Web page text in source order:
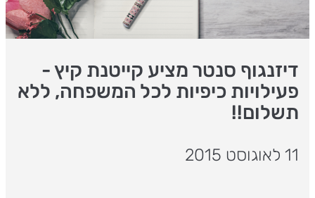
דיזנגוף סנטר מציע קייטנת קיץ -
פעילויות כיפיות לכל המשפחה, ללא
תשלום!!
11 לאוגוסט 2015